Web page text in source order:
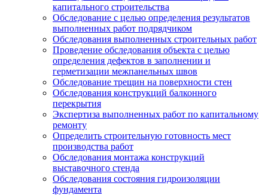
капитального строительства
Обследование с целью определения результатов
выполненных работ подрядчиком
Обследования выполненных строительных работ
Проведение обследования объекта с целью
определения дефектов в заполнении и
герметизации межпанельных швов
Обследование трещин на поверхности стен
Обследования конструкций балконного
перекрытия
Экспертиза выполненных работ по капитальному
ремонту
Определить строительную готовность мест
производства работ
Обследования монтажа конструкций
выставочного стенда
Обследования состояния гидроизоляции
фундамента